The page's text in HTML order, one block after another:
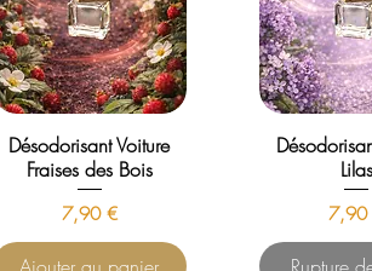
Désodorisant Voiture
Fraises des Bois
Prix
7,90 €
Lilas
Prix
7,90